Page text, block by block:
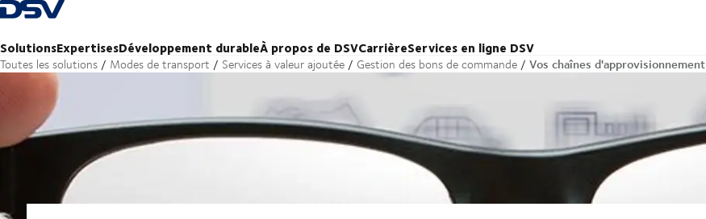
Retour à la page d'accueil
SolutionsExpertisesDéveloppement durableÀ propos de DSVCarrièreServices en ligne DSV
Toutes les solutions Modes de transport Services à valeur ajoutée Gestion des bons de commande Vos chaînes d'approvisionnement